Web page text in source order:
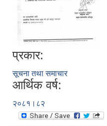
प्रकार:
सूचना तथा समाचार
आर्थिक वर्ष:
२०८१।८२